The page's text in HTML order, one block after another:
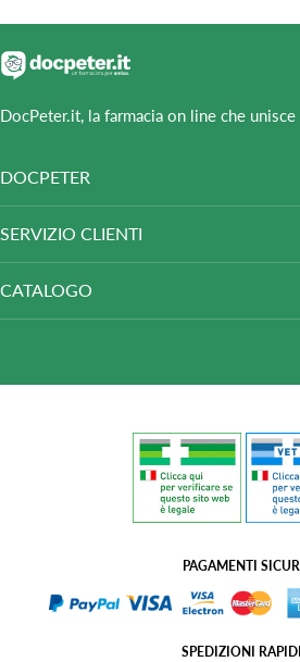
DocPeter.it, la farmacia on line che
DOCPETER
SERVIZIO CLIENTI
CATALOGO
PAGAMENTI SICURI
SPEDIZIONI